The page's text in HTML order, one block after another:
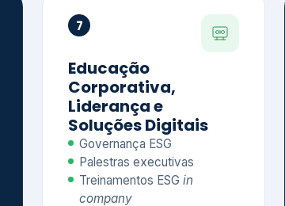
7
Educação
Corporativa,
Liderança e
Soluções Digitais
Governança ESG
Palestras executivas
Treinamentos ESG in
company